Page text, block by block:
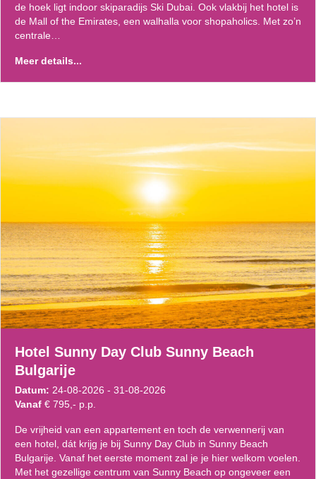
de hoek ligt indoor skiparadijs Ski Dubai. Ook vlakbij het hotel is
de Mall of the Emirates, een walhalla voor shopaholics. Met zo’n
centrale…
Meer details...
Hotel Sunny Day Club Sunny Beach
Bulgarije
Datum: 24-08-2026 - 31-08-2026
Vanaf € 795,- p.p.
De vrijheid van een appartement en toch de verwennerij van
een hotel, dát krijg je bij Sunny Day Club in Sunny Beach
Bulgarije. Vanaf het eerste moment zal je je hier welkom voelen.
Met het gezellige centrum van Sunny Beach op ongeveer een